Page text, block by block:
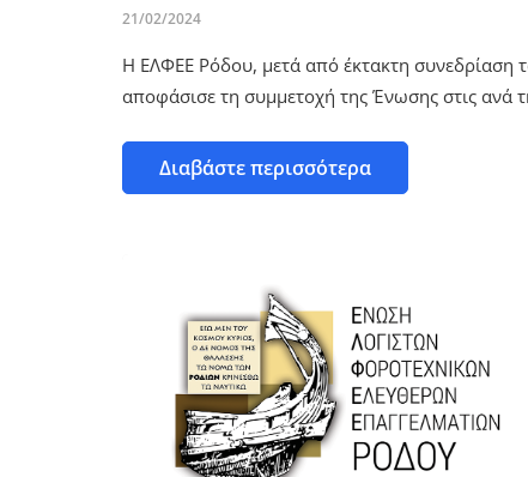
21/02/2024
Η ΕΛΦΕΕ Ρόδου, μετά από έκτακτη συνεδρίαση
αποφάσισε τη συμμετοχή της Ένωσης στις ανά
Διαβάστε περισσότερα